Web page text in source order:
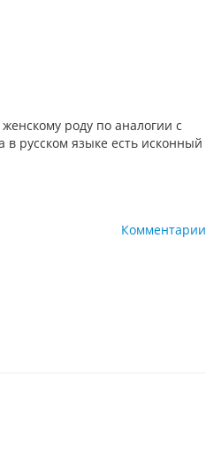
роду по аналогии с
в русском языке есть исконный
Комментарии